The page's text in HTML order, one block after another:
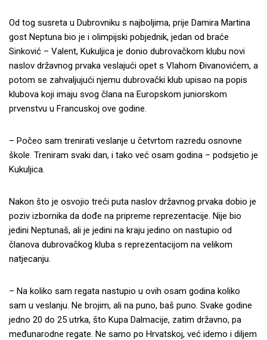
Od tog susreta u Dubrovniku s najboljima, prije Damira Martina
gost Neptuna bio je i olimpijski pobjednik, jedan od braće
Sinković – Valent, Kukuljica je donio dubrovačkom klubu novi
naslov državnog prvaka veslajući opet s Vlahom Đivanovićem, a
potom se zahvaljujući njemu dubrovački klub upisao na popis
klubova koji imaju svog člana na Europskom juniorskom
prvenstvu u Francuskoj ove godine.
– Počeo sam trenirati veslanje u četvrtom razredu osnovne
škole. Treniram svaki dan, i tako već osam godina – podsjetio je
Kukuljica.
Nakon što je osvojio treći puta naslov državnog prvaka dobio je
poziv izbornika da dođe na pripreme reprezentacije. Nije bio
jedini Neptunaš, ali je jedini na kraju jedino on nastupio od
članova dubrovačkog kluba s reprezentacijom na velikom
natjecanju.
– Na koliko sam regata nastupio u ovih osam godina koliko
sam u veslanju. Ne brojim, ali na puno, baš puno. Svake godine
jedno 20 do 25 utrka, što Kupa Dalmacije, zatim državno, pa
međunarodne regate. Ne samo po Hrvatskoj, već idemo i diljem